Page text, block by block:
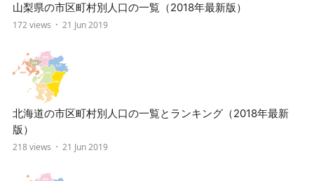
山梨県の市区町村別人口の一覧（2018年最新版）
172 views 21 Jun 2019
北海道の市区町村別人口の一覧とランキング（2018年最新
版）
218 views 21 Jun 2019